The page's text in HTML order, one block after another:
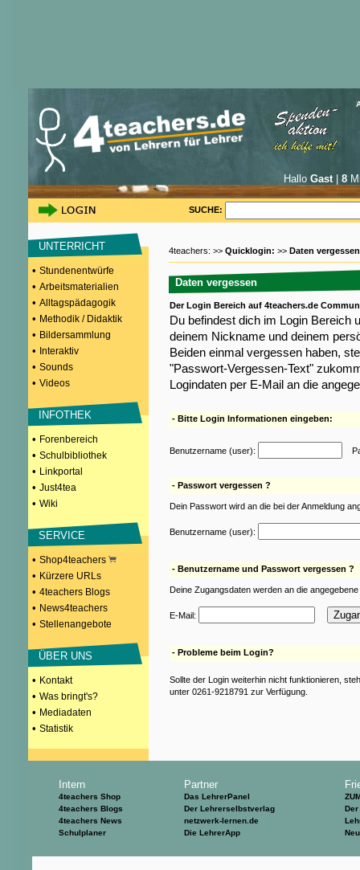
Hallo Gast| 8
SUCHE:
UNTERRICHT
• Stundenentwürfe
• Arbeitsmaterialien
• Alltagspädagogik
• Methodik / Didaktik
• Bildersammlung
• Interaktiv
• Sounds
• Videos
INFOTHEK
• Forenbereich
• Schulbibliothek
• Linkportal
• Just4tea
• Wiki
SERVICE
• Shop4teachers
• Kürzere URLs
• 4teachers Blogs
• News4teachers
• Stellenangebote
ÜBER UNS
• Kontakt
• Was bringt's?
• Mediadaten
• Statistik
4teachers: >> Quicklogin: >> Daten vergessen
Daten vergessen
Der Login Bereich auf 4teachers.de
Du befindest dich im Login Bereich
deinem Nickname und deinem
Beiden einmal vergessen haben,
"Passwort-Vergessen-Text"
Logindaten per E-Mail an die
- Bitte Login Informationen eingeben:
Benutzername (user):
- Passwort vergessen ?
Dein Passwort wird an die bei der Anmeldung
Benutzername (user):
- Benutzername und Passwort vergessen ?
Deine Zugangsdaten werden an die
E-Mail:
- Probleme beim Login?
Sollte der Login weiterhin nicht funktionieren,
unter 0261-9218791 zur Verfügung.
Intern
4teachers Shop
4teachers Blogs
4teachers News
Schulplaner
Partner
Das LehrerPanel
Der Lehrerselbstverlag
netzwerk-lernen.de
Die LehrerApp